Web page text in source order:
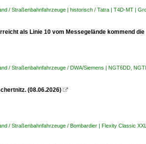
/ Straßenbahnfahrzeuge | historisch / Tatra | T4D-MT |
als Linie 10 vom Messegelände kommend
/ Straßenbahnfahrzeuge / DWA/Siemens | NGT6DD,
(08.06.2026) 
/ Straßenbahnfahrzeuge / Bombardier | Flexity Classic